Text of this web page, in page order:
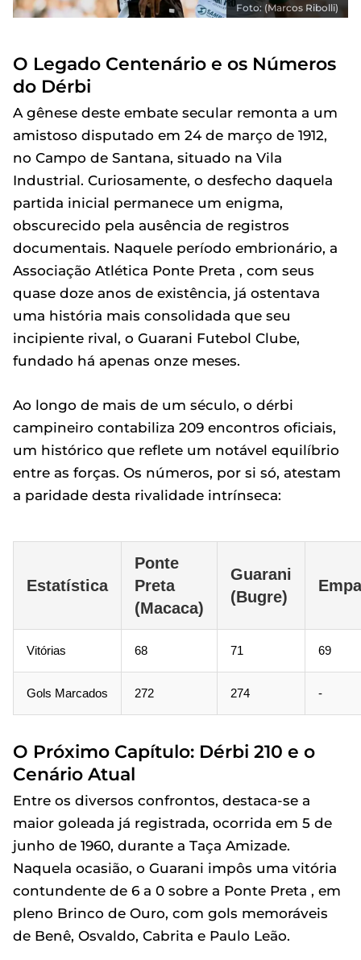
Foto: (Marcos Ribolli)
O Legado Centenário e os Números
do Dérbi
A gênese deste embate secular remonta a um
amistoso disputado em 24 de março de 1912,
no Campo de Santana, situado na Vila
Industrial. Curiosamente, o desfecho daquela
partida inicial permanece um enigma,
obscurecido pela ausência de registros
documentais. Naquele período embrionário, a
Associação Atlética Ponte Preta , com seus
quase doze anos de existência, já ostentava
uma história mais consolidada que seu
incipiente rival, o Guarani Futebol Clube,
fundado há apenas onze meses.
Ao longo de mais de um século, o dérbi
campineiro contabiliza 209 encontros oficiais,
um histórico que reflete um notável equilíbrio
entre as forças. Os números, por si só, atestam
a paridade desta rivalidade intrínseca:
Estatística
Ponte
Preta
(Macaca)
Guarani
(Bugre)
Vitórias 68 71 69
Gols Marcados 272 274 -
O Próximo Capítulo: Dérbi 210 e o
Cenário Atual
Entre os diversos confrontos, destaca-se a
maior goleada já registrada, ocorrida em 5 de
junho de 1960, durante a Taça Amizade.
Naquela ocasião, o Guarani impôs uma vitória
contundente de 6 a 0 sobre a Ponte Preta , em
pleno Brinco de Ouro, com gols memoráveis
de Benê, Osvaldo, Cabrita e Paulo Leão.